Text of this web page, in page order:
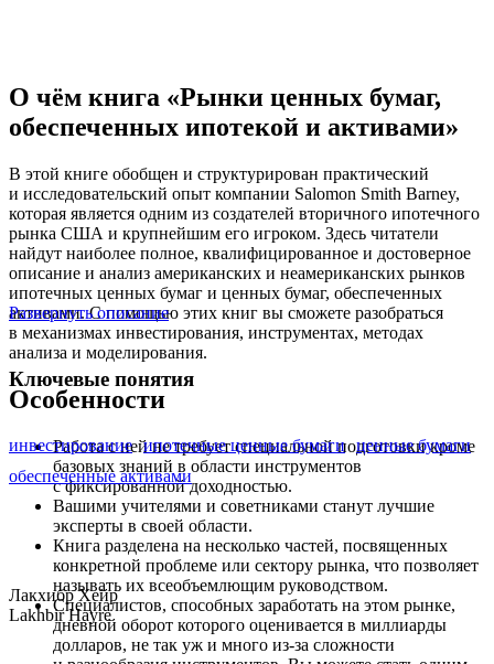
О чём книга «Рынки ценных бумаг,
обеспеченных ипотекой и активами»
В этой книге обобщен и структурирован практический
и исследовательский опыт компании Salomon Smith Barney,
которая является одним из создателей вторичного ипотечного
рынка США и крупнейшим его игроком. Здесь читатели
найдут наиболее полное, квалифицированное и достоверное
описание и анализ американских и неамериканских рынков
ипотечных ценных бумаг и ценных бумаг, обеспеченных
активами. С помощью этих книг вы сможете разобраться
в механизмах инвестирования, инструментах, методах
анализа и моделирования.
Особенности
Работа с ней не требует специальной подготовки кроме
базовых знаний в области инструментов
с фиксированной доходностью.
Вашими учителями и советниками станут лучшие
эксперты в своей области.
Книга разделена на несколько частей, посвященных
конкретной проблеме или сектору рынка, что позволяет
называть их всеобъемлющим руководством.
Специалистов, способных заработать на этом рынке,
дневной оборот которого оценивается в миллиарды
долларов, не так уж и много из-за сложности
Развернуть описание
Ключевые понятия
инвестирование ипотечные ценные бумаги ценные бумаги
обеспеченные активами
Лакхибр Хейр
Lakhbir Hayre